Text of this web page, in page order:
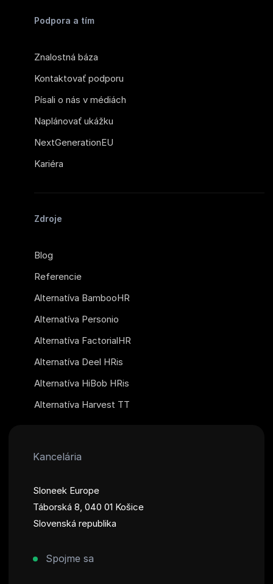
Podpora a tím
Znalostná báza
Kontaktovať podporu
Písali o nás v médiách
Naplánovať ukážku
NextGenerationEU
Kariéra
Zdroje
Blog
Referencie
Alternatíva BambooHR
Alternatíva Personio
Alternatíva FactorialHR
Alternatíva Deel HRis
Alternatíva HiBob HRis
Alternatíva Harvest TT
Kancelária
Sloneek Europe
Táborská 8, 040 01 Košice
Slovenská republika
Spojme sa